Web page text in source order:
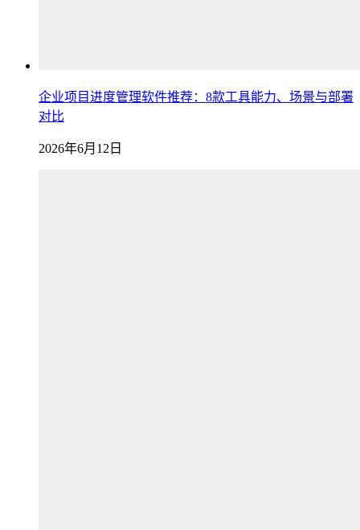
企业项目进度管理软件推荐：8款工具能力、场景与部署
对比
2026年6月12日